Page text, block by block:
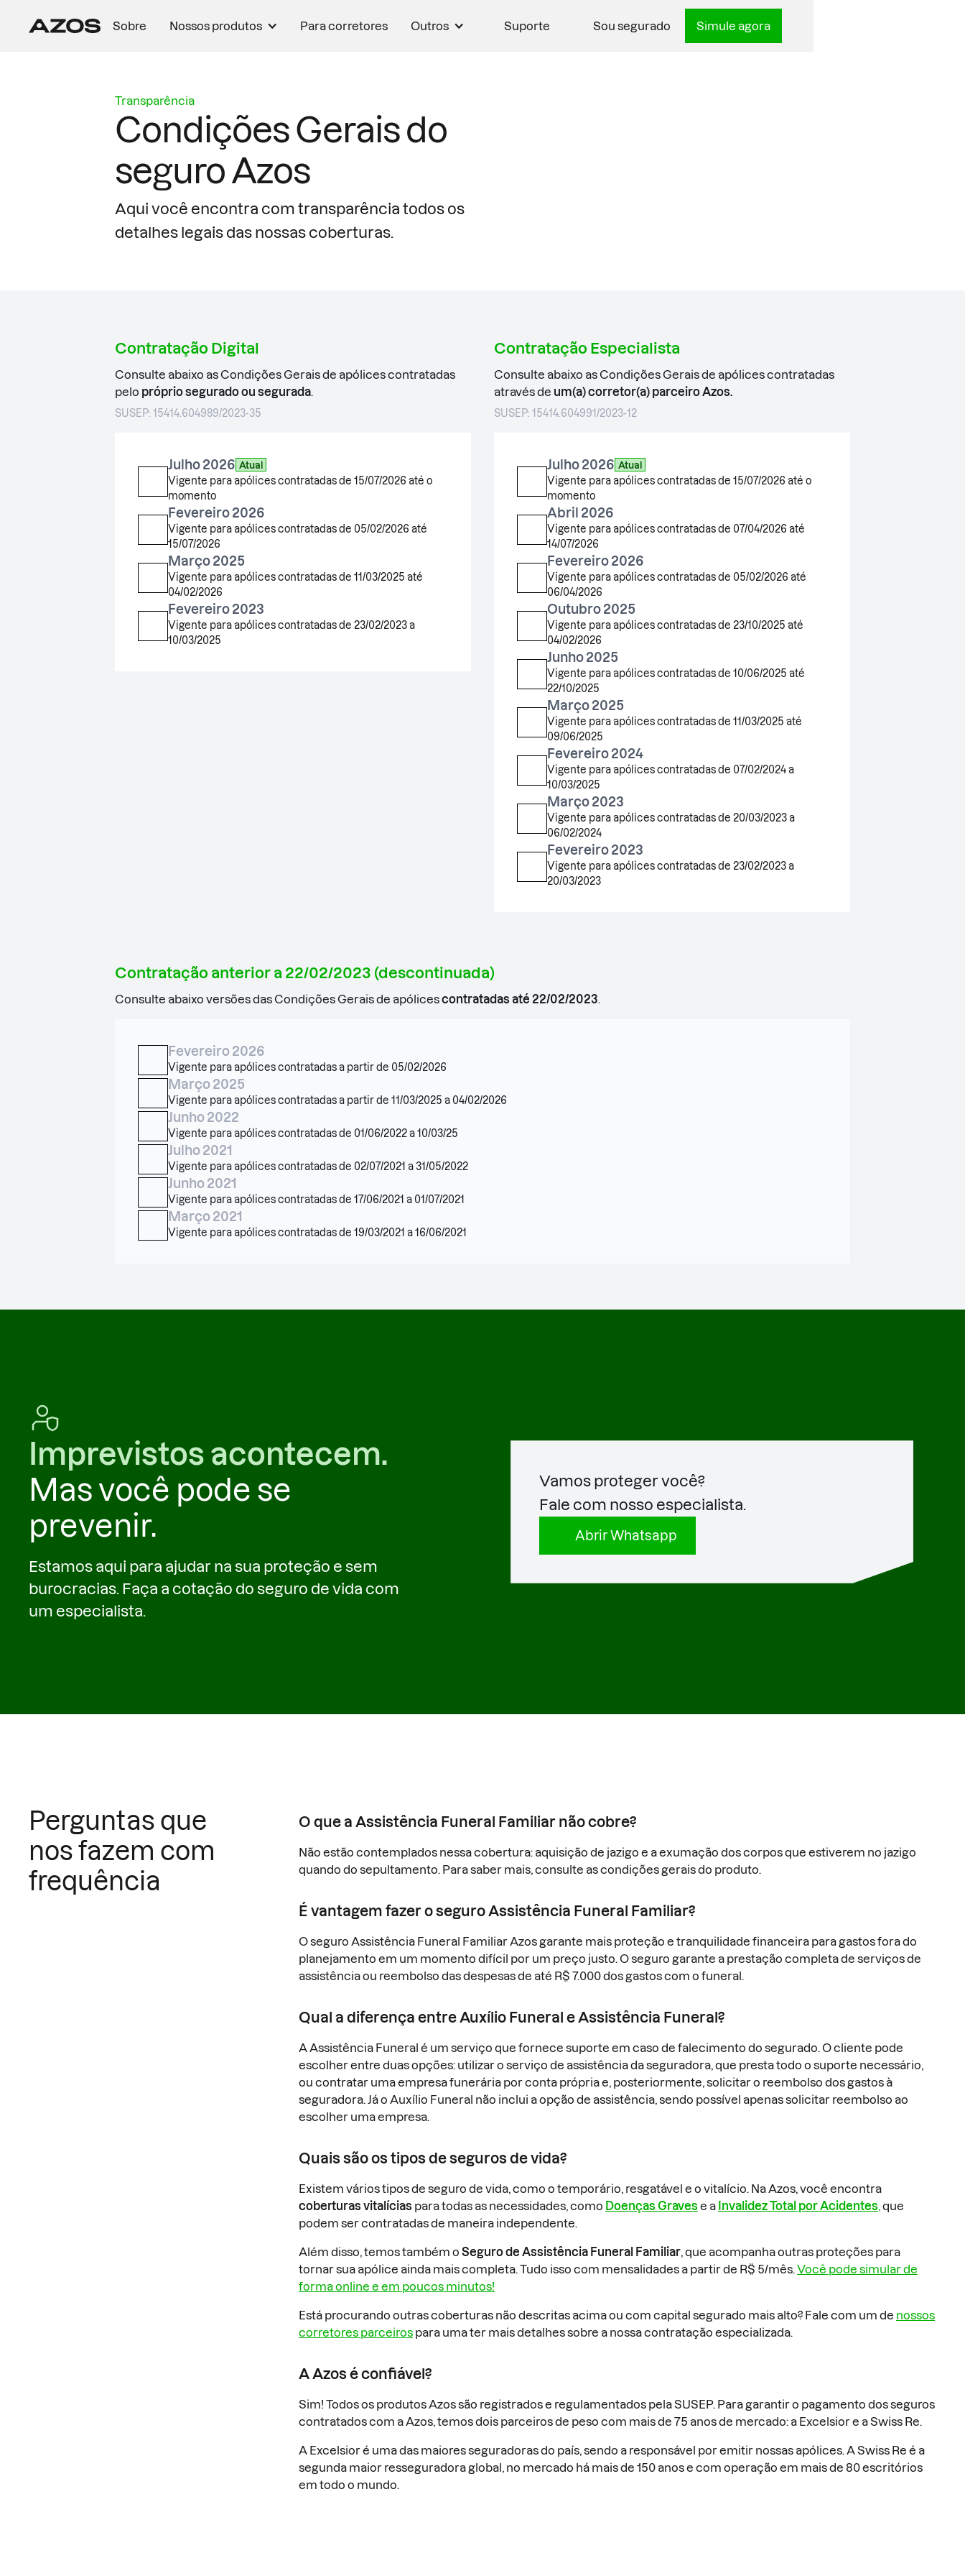
Sobre Nossos produtos Para corretores Outros Suporte Sou segurado Simule agora
Transparência
Condições Gerais do
seguro Azos
Aqui você encontra com transparência todos os
detalhes legais das nossas coberturas.
Contratação Digital
Consulte abaixo as Condições Gerais de apólices contratadas
pelo próprio segurado ou segurada.
SUSEP: 15414.604989/2023-35
Julho 2026 Atual
Vigente para apólices contratadas de 15/07/2026 até o
momento
Fevereiro 2026
Vigente para apólices contratadas de 05/02/2026 até
15/07/2026
Março 2025
Vigente para apólices contratadas de 11/03/2025 até
04/02/2026
Fevereiro 2023
Vigente para apólices contratadas de 23/02/2023 a
10/03/2025
Contratação Especialista
Consulte abaixo as Condições Gerais de apólices contratadas
através de um(a) corretor(a) parceiro Azos.
SUSEP: 15414.604991/2023-12
Julho 2026 Atual
Vigente para apólices contratadas de 15/07/2026 até o
momento
Abril 2026
Vigente para apólices contratadas de 07/04/2026 até
14/07/2026
Fevereiro 2026
Vigente para apólices contratadas de 05/02/2026 até
06/04/2026
Outubro 2025
Vigente para apólices contratadas de 23/10/2025 até
04/02/2026
Junho 2025
Vigente para apólices contratadas de 10/06/2025 até
22/10/2025
Março 2025
Vigente para apólices contratadas de 11/03/2025 até
09/06/2025
Fevereiro 2024
Vigente para apólices contratadas de 07/02/2024 a
10/03/2025
Março 2023
Vigente para apólices contratadas de 20/03/2023 a
06/02/2024
Fevereiro 2023
Vigente para apólices contratadas de 23/02/2023 a
20/03/2023
Contratação anterior a 22/02/2023 (descontinuada)
Consulte abaixo versões das Condições Gerais de apólicescontratadas até 22/02/2023.
Fevereiro 2026
Vigente para apólices contratadas a partir de 05/02/2026
Março 2025
Vigente para apólices contratadas a partir de 11/03/2025 a 04/02/2026
Junho 2022
Vigente para apólices contratadas de 01/06/2022 a 10/03/25
Julho 2021
Vigente para apólices contratadas de 02/07/2021 a 31/05/2022
Junho 2021
Vigente para apólices contratadas de 17/06/2021 a 01/07/2021
Março 2021
Vigente para apólices contratadas de 19/03/2021 a 16/06/2021
Imprevistos acontecem.
Mas você pode se
prevenir.
Estamos aqui para ajudar na sua proteção e sem
burocracias. Faça a cotação do seguro de vida com
um especialista.
Vamos proteger você?
Fale com nosso especialista.
Abrir Whatsapp
Perguntas que
nos fazem com
frequência
O que a Assistência Funeral Familiar não cobre?
Não estão contemplados nessa cobertura: aquisição de jazigo e a exumação dos corpos que estiverem no jazigo
quando do sepultamento. Para saber mais, consulte as condições gerais do produto.
É vantagem fazer o seguro Assistência Funeral Familiar?
O seguro Assistência Funeral Familiar Azos garante mais proteção e tranquilidade financeira para gastos fora do
planejamento em um momento difícil por um preço justo. O seguro garante a prestação completa de serviços de
assistência ou reembolso das despesas de até R$ 7.000 dos gastos com o funeral.
Qual a diferença entre Auxílio Funeral e Assistência Funeral?
A Assistência Funeral é um serviço que fornece suporte em caso de falecimento do segurado. O cliente pode
escolher entre duas opções: utilizar o serviço de assistência da seguradora, que presta todo o suporte necessário,
ou contratar uma empresa funerária por conta própria e, posteriormente, solicitar o reembolso dos gastos à
seguradora. Já o Auxílio Funeral não inclui a opção de assistência, sendo possível apenas solicitar reembolso ao
escolher uma empresa.
Quais são os tipos de seguros de vida?
Existem vários tipos de seguro de vida, como o temporário, resgatável e o vitalício. Na Azos, você encontra
coberturas vitalícias para todas as necessidades, como Doenças Graves e a Invalidez Total por Acidentes,que
podem ser contratadas de maneira independente.
Além disso, temos também o Seguro de Assistência Funeral Familiar, que acompanha outras proteções para
tornar sua apólice ainda mais completa. Tudo isso com mensalidades a partir de R$ 5/mês.Você pode simular de
forma online e em poucos minutos!
Está procurando outras coberturas não descritas acima ou com capital segurado mais alto? Fale com um de nossos
corretores parceiros para uma ter mais detalhes sobre a nossa contratação especializada.
A Azos é confiável?
Sim! Todos os produtos Azos são registrados e regulamentados pela SUSEP. Para garantir o pagamento dos seguros
contratados com a Azos, temos dois parceiros de peso com mais de 75 anos de mercado: a Excelsior e a Swiss Re.
A Excelsior é uma das maiores seguradoras do país, sendo a responsável por emitir nossas apólices. A Swiss Re é a
segunda maior resseguradora global, no mercado há mais de 150 anos e com operação em mais de 80 escritórios
em todo o mundo.